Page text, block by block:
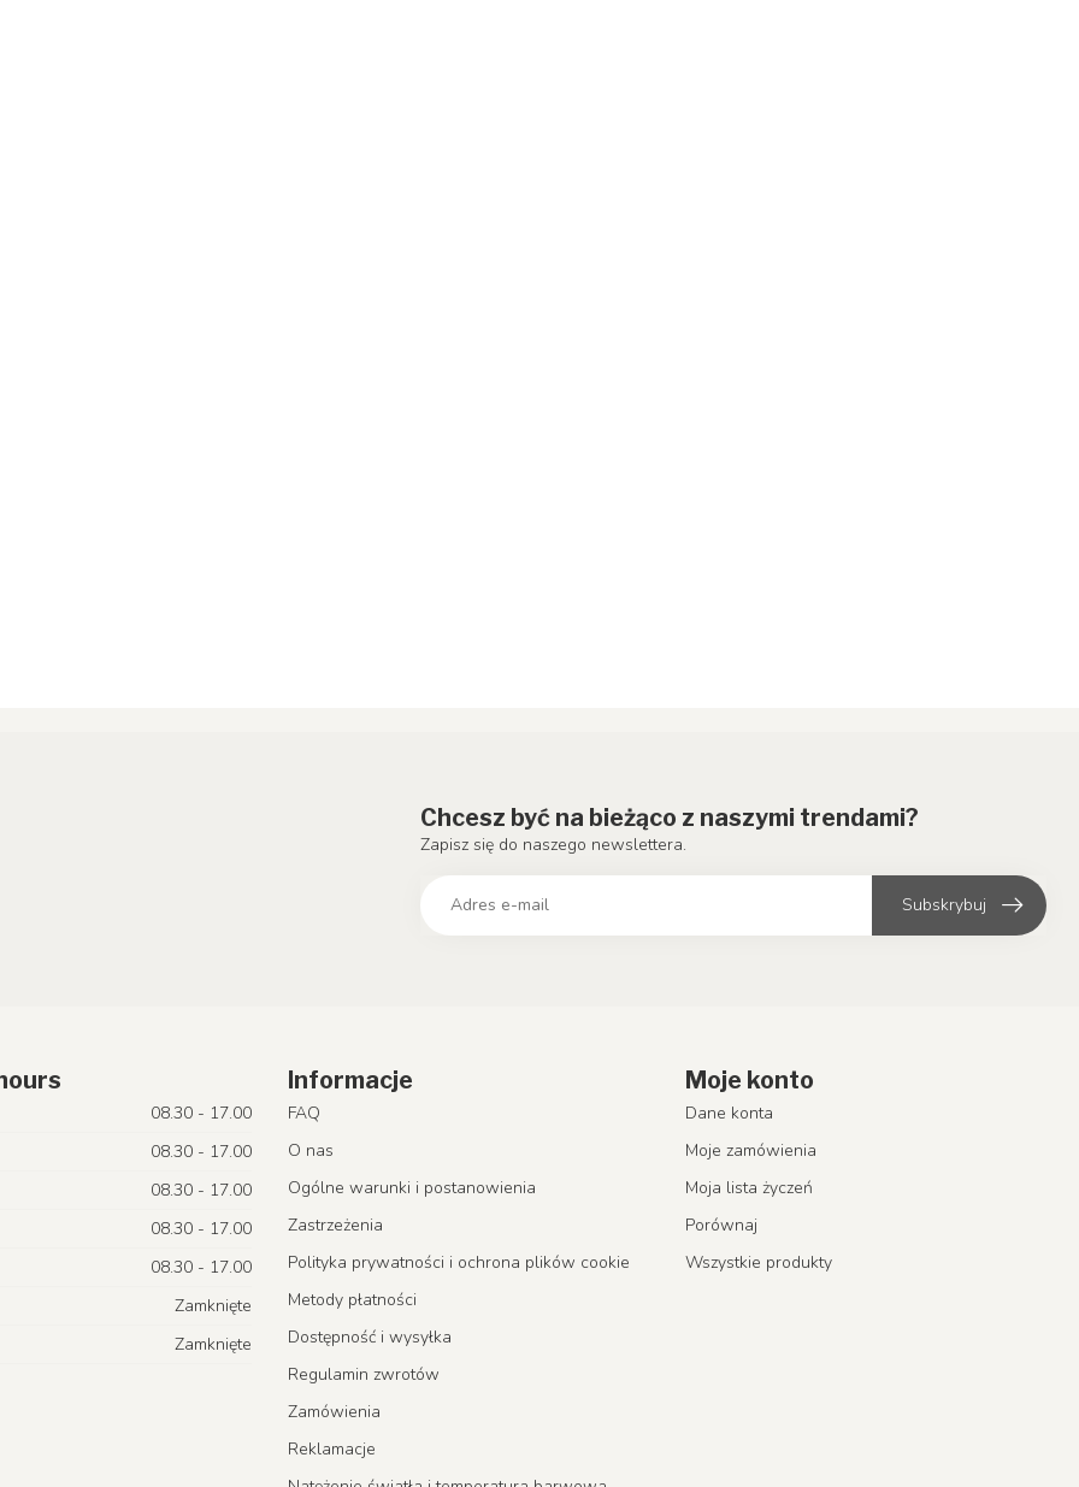
Chcesz być na bieżąco z naszymi trendami?
Zapisz się do naszego newslettera.
Subskrybuj
08.30 - 17.00
08.30 - 17.00
08.30 - 17.00
08.30 - 17.00
08.30 - 17.00
Zamknięte
Zamknięte
Informacje
FAQ
O nas
Ogólne warunki i postanowienia
Zastrzeżenia
Polityka prywatności i ochrona plików cookie
Metody płatności
Dostępność i wysyłka
Regulamin zwrotów
Zamówienia
Reklamacje
Moje konto
Dane konta
Moje zamówienia
Moja lista życzeń
Porównaj
Wszystkie produkty